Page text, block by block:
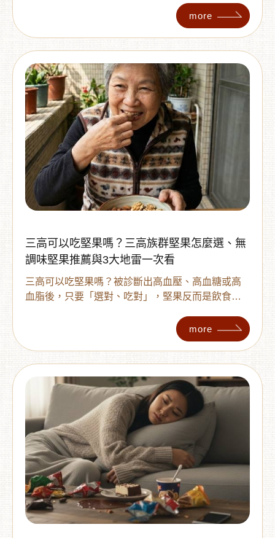
黑豆茶等養生四大天王 。透過天然蔬果零食與溫潤
茶飲，幫助您促進代謝、調整體質，輕鬆煥發春日
more
三高可以吃堅果嗎？三高族群堅果怎麼選、無
調味堅果推薦與3大地雷一次看
三高可以吃堅果嗎？被診斷出高血壓、高血糖或高
血脂後，只要「選對、吃對」，堅果反而是飲食管
開高鹽、含糖與油炸3大地雷，並提供適合高血脂的
無調味堅果推薦清單（杏仁果、核桃等）。掌握每
more